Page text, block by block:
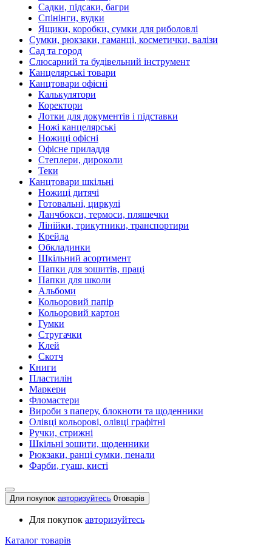
Садки, підсаки, багри
Спінінги, вудки
Ящики, коробки, сумки для риболовлі
Сумки, рюкзаки, гаманці, косметички, валізи
Сад та город
Слюсарний та будівельний інструмент
Канцелярські товари
Канцтовари офісні
Калькулятори
Коректори
Лотки для документів і підставки
Ножі канцелярські
Ножиці офісні
Офісне приладдя
Степлери, дироколи
Теки
Канцтовари шкільні
Ножиці дитячі
Готовальні, циркулі
Ланчбокси, термоси, пляшечки
Лінійки, трикутники, транспортири
Крейда
Обкладинки
Шкільний асортимент
Папки для зошитів, праці
Папки для школи
Альбоми
Кольоровий папір
Кольоровий картон
Гумки
Стругачки
Клей
Скотч
Книги
Пластилін
Маркери
Фломастери
Вироби з паперу, блокноти та щоденники
Олівці кольорові, олівці графітні
Ручки, стрижні
Шкільні зошити, щоденники
Рюкзаки, ранці сумки, пенали
Фарби, гуаш, кисті
Для покупок авторизуйтесь 0товарів
Для покупок авторизуйтесь
Каталог товарів